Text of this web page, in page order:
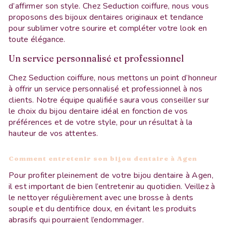
d’affirmer son style. Chez Seduction coiffure, nous vous
proposons des bijoux dentaires originaux et tendance
pour sublimer votre sourire et compléter votre look en
toute élégance.
Un service personnalisé et professionnel
Chez Seduction coiffure, nous mettons un point d’honneur
à offrir un service personnalisé et professionnel à nos
clients. Notre équipe qualifiée saura vous conseiller sur
le choix du bijou dentaire idéal en fonction de vos
préférences et de votre style, pour un résultat à la
hauteur de vos attentes.
Comment entretenir son bijou dentaire à Agen
Pour profiter pleinement de votre bijou dentaire à Agen,
il est important de bien l’entretenir au quotidien. Veillez à
le nettoyer régulièrement avec une brosse à dents
souple et du dentifrice doux, en évitant les produits
abrasifs qui pourraient l’endommager.